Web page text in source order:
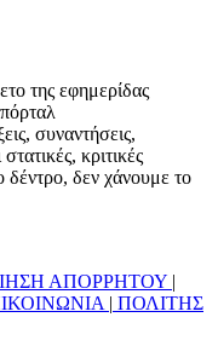
της εφημερίδας
συναντήσεις,
κριτικές
δέντρο, δεν χάνουμε το
ΑΠΟΡΡΗΤΟΥ |
| ΠΟΛΙΤΗΣ